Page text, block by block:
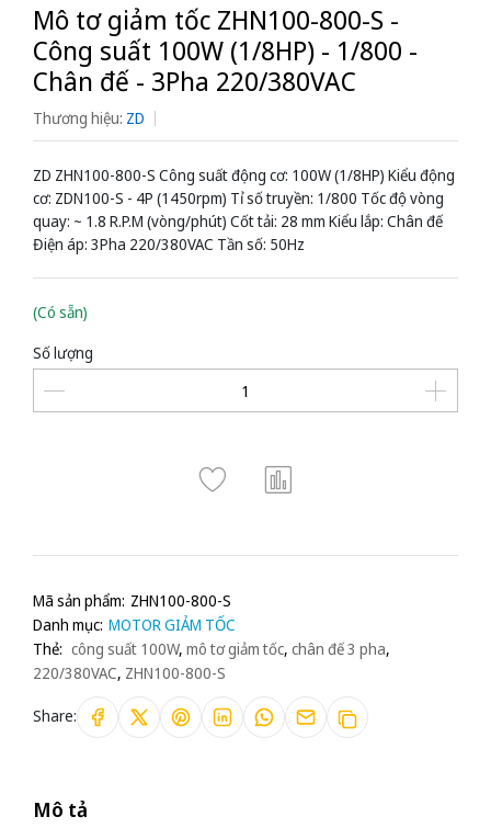
Mô tơ giảm tốc ZHN100-800-S -
Công suất 100W (1/8HP) - 1/800 -
Chân đế - 3Pha 220/380VAC
Thương hiệu: ZD
ZD ZHN100-800-S Công suất động cơ: 100W (1/8HP) Kiểu động
cơ: ZDN100-S - 4P (1450rpm) Tỉ số truyền: 1/800 Tốc độ vòng
quay: ~ 1.8 R.P.M (vòng/phút) Cốt tải: 28 mm Kiểu lắp: Chân đế
Điện áp: 3Pha 220/380VAC Tần số: 50Hz
(Có sẵn)
Số lượng
Mã sản phẩm: ZHN100-800-S
Danh mục: MOTOR GIẢM TỐC
Thẻ: công suất 100W, mô tơ giảm tốc, chân đế 3 pha,
220/380VAC, ZHN100-800-S
Share:
Mô tả